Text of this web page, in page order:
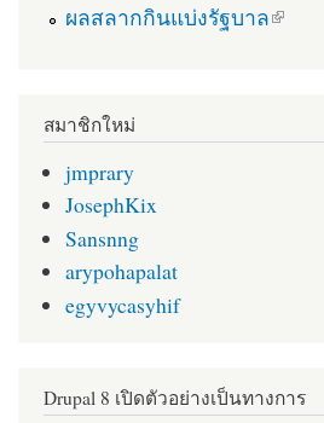
ผลสลากกินแบ่งรัฐบาล
(link is external)
สมาชิกใหม่
jmprary
JosephKix
Sansnng
arypohapalat
egyvycasyhif
Drupal 8 เปิดตัวอย่างเป็นทางการ